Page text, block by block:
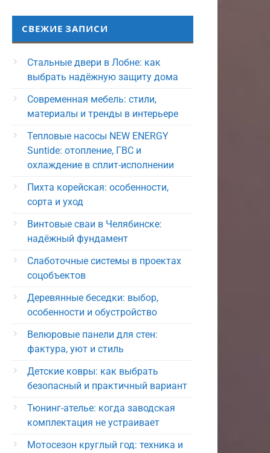
СВЕЖИЕ ЗАПИСИ
Стальные двери в Лобне: как
выбрать надёжную защиту дома
Современная мебель: стили,
материалы и тренды в интерьере
Тепловые насосы NEW ENERGY
Suntide: отопление, ГВС и
охлаждение в сплит-исполнении
Пихта корейская: особенности,
сорта и уход
Винтовые сваи в Челябинске:
надёжный фундамент
Слаботочные системы в проектах
соцобъектов
Деревянные беседки: выбор,
особенности и обустройство
Велюровые панели для стен:
фактура, уют и стиль
Детские ковры: как выбрать
безопасный и практичный вариант
Тюнинг-ателье: когда заводская
комплектация не устраивает
Мотосезон круглый год: техника и